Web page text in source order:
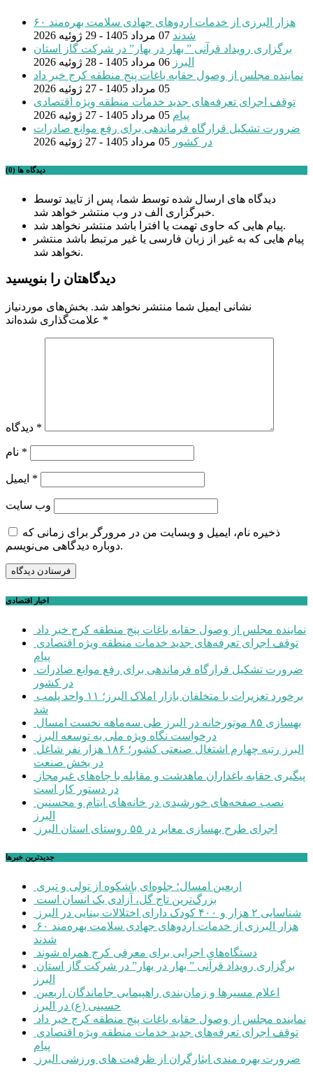
۶۰ هزار البرزی از خدمات اردوهای جهادی سلامت بهره‌مند
شدند 07 مرداد 1405 - 29 ژوئیه 2026
برگزاری رویداد قرآنی ” بهار در بهار” در شرکت گاز استان
البرز 06 مرداد 1405 - 28 ژوئیه 2026
نماینده مجلس از وصول حقابه باغات پنج منطقه کرج خبر داد
05 مرداد 1405 - 27 ژوئیه 2026
توقف اجرای تعرفه‌های جدید خدمات منطقه ویژه اقتصادی
پیام 05 مرداد 1405 - 27 ژوئیه 2026
ضرورت تشکیل قرارگاه فرماندهی برای رفع موانع صادرات
در کشور 05 مرداد 1405 - 27 ژوئیه 2026
دیدگاه ها (0)
دیدگاه های ارسال شده توسط شما، پس از تایید توسط
خبرگزاری الف در وب منتشر خواهد شد.
پیام هایی که حاوی تهمت یا افترا باشد منتشر نخواهد شد.
پیام هایی که به غیر از زبان فارسی یا غیر مرتبط باشد منتشر
نخواهد شد.
دیدگاهتان را بنویسید
نشانی ایمیل شما منتشر نخواهد شد. بخش‌های موردنیاز
*
*
*
*
وب‌ سایت
ذخیره نام، ایمیل و وبسایت من در مرورگر برای زمانی که
دوباره دیدگاهی می‌نویسم.
اخبار اقتصادی
نماینده مجلس از وصول حقابه باغات پنج منطقه کرج خبر داد
پیام
در کشور
شد
بهسازی ۸۵ موتورخانه در البرز طی سه‌ماهه نخست امسال
درخواست نگاه ویژه ملی به توسعه البرز
در بخش صنعت
در دستور کار است
البرز
اجرای طرح بهسازی معابر در ۵۵ روستای استان البرز
جديدترين خبرها
اربعین امسال؛ جلوه‌ای باشکوه از تولی و تبری
بزرگ‌ترین تاج گل، آزادی یک انسان است
شناسایی ۲ هزار و ۴۰۰ کودک دارای اختلالات بینایی در البرز
۶۰ هزار البرزی از خدمات اردوهای جهادی سلامت بهره‌مند
شدند
دستگاه‌های اجرایی برای معرفی کرج همراه شوند
البرز
حسینی (ع) در البرز
نماینده مجلس از وصول حقابه باغات پنج منطقه کرج خبر داد
پیام
ضرورت بهره مندی ایثارگران از ظرفیت های ورزشی البرز